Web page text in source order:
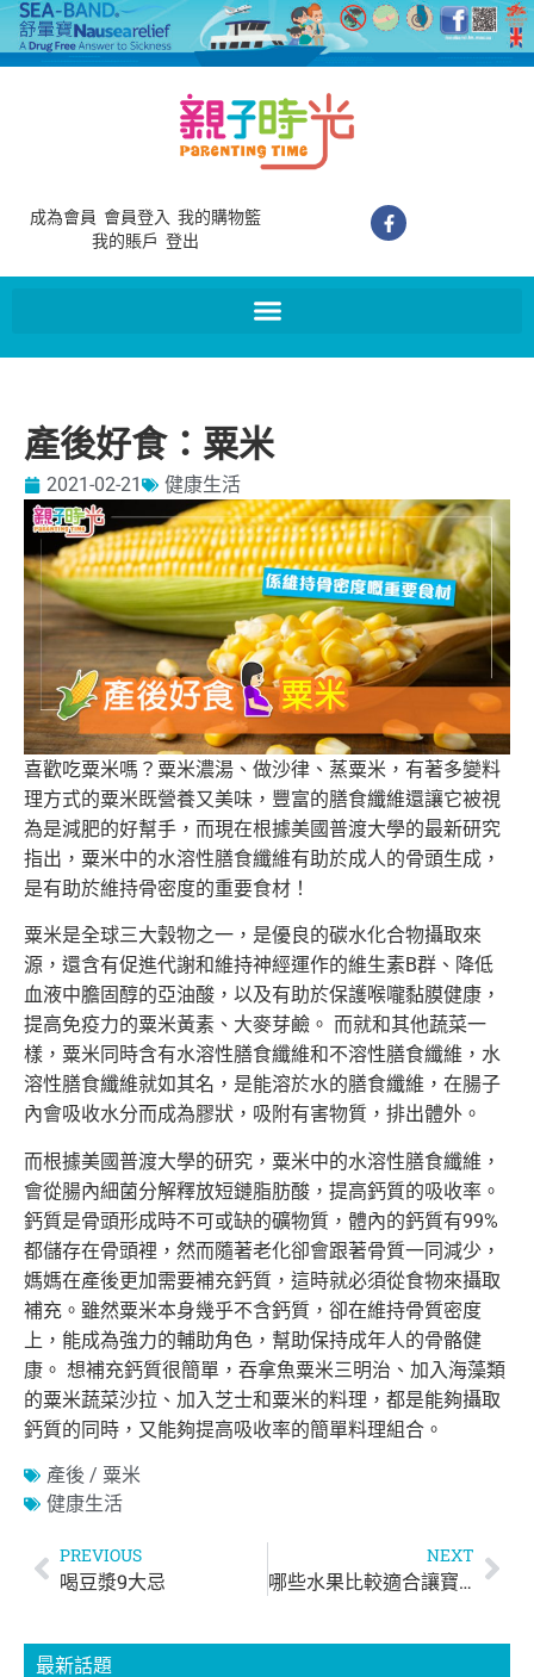
成為會員 會員登入 我的購物籃
我的賬戶 登出
產後好食：粟米
2021-02-21 健康生活
喜歡吃粟米嗎？粟米濃湯、做沙律、蒸粟米，有著多變料
理方式的粟米既營養又美味，豐富的膳食纖維還讓它被視
為是減肥的好幫手，而現在根據美國普渡大學的最新研究
指出，粟米中的水溶性膳食纖維有助於成人的骨頭生成，
是有助於維持骨密度的重要食材！
粟米是全球三大穀物之一，是優良的碳水化合物攝取來
源，還含有促進代謝和維持神經運作的維生素B群、降低
血液中膽固醇的亞油酸，以及有助於保護喉嚨黏膜健康，
提高免疫力的粟米黃素、大麥芽鹼。 而就和其他蔬菜一
樣，粟米同時含有水溶性膳食纖維和不溶性膳食纖維，水
溶性膳食纖維就如其名，是能溶於水的膳食纖維，在腸子
內會吸收水分而成為膠狀，吸附有害物質，排出體外。
而根據美國普渡大學的研究，粟米中的水溶性膳食纖維，
會從腸內細菌分解釋放短鏈脂肪酸，提高鈣質的吸收率。
鈣質是骨頭形成時不可或缺的礦物質，體內的鈣質有99%
都儲存在骨頭裡，然而隨著老化卻會跟著骨質一同減少，
媽媽在產後更加需要補充鈣質，這時就必須從食物來攝取
補充。雖然粟米本身幾乎不含鈣質，卻在維持骨質密度
上，能成為強力的輔助角色，幫助保持成年人的骨骼健
康。 想補充鈣質很簡單，吞拿魚粟米三明治、加入海藻類
的粟米蔬菜沙拉、加入芝士和粟米的料理，都是能夠攝取
鈣質的同時，又能夠提高吸收率的簡單料理組合。
產後 / 粟米
健康生活
PREVIOUS
喝豆漿9大忌
NEXT
哪些水果比較適合讓寶寶吃？
最新話題